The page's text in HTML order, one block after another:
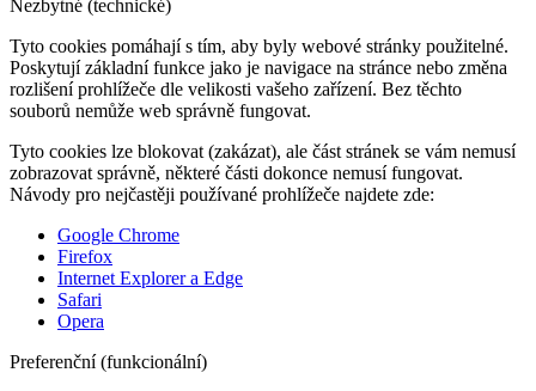
Nezbytné (technické)
Tyto cookies pomáhají s tím, aby byly webové stránky použitelné.
Poskytují základní funkce jako je navigace na stránce nebo změna
rozlišení prohlížeče dle velikosti vašeho zařízení. Bez těchto
souborů nemůže web správně fungovat.
Tyto cookies lze blokovat (zakázat), ale část stránek se vám nemusí
zobrazovat správně, některé části dokonce nemusí fungovat.
Návody pro nejčastěji používané prohlížeče najdete zde:
Google Chrome
Firefox
Internet Explorer a Edge
Safari
Opera
Preferenční (funkcionální)